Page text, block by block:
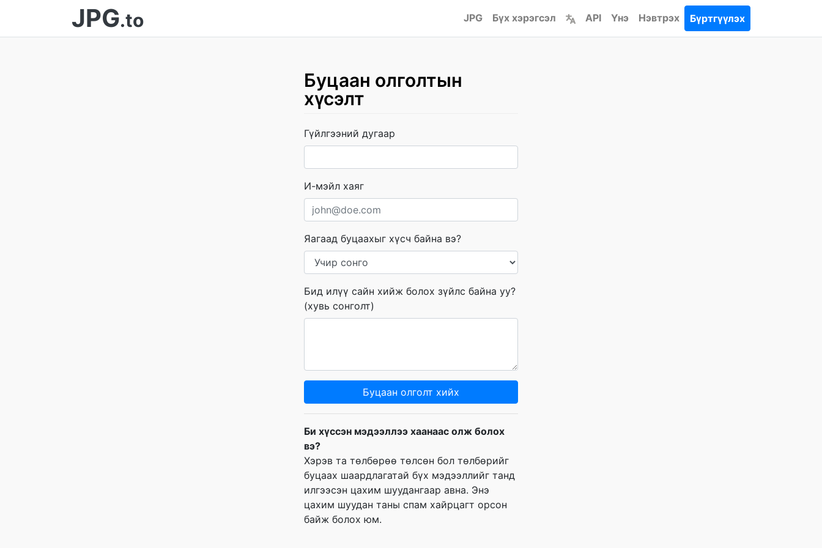
JPG.to JPG Бүх хэрэгсэл API Үнэ Нэвтрэх Бүртгүүлэх
Буцаан олголтын
хүсэлт
Гүйлгээний дугаар
И-мэйл хаяг
Яагаад буцаахыг хүсч байна вэ?
Бид илүү сайн хийж болох зүйлс байна уу?
(хувь сонголт)
Буцаан олголт хийх
Би хүссэн мэдээллээ хаанаас олж болох
вэ?
Хэрэв та төлбөрөө төлсөн бол төлбөрийг
буцаах шаардлагатай бүх мэдээллийг танд
илгээсэн цахим шуудангаар авна. Энэ
цахим шуудан таны спам хайрцагт орсон
байж болох юм.